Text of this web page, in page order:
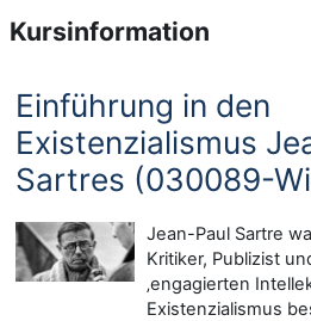
Kursinformation
Einführung in den
Existenzialismus
Sartres (030089-
Jean-Paul Sartre
Kritiker, Publizist
‚engagierten
Existenzialismus